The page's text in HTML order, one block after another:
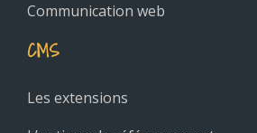
Communication web
CMS
Les extensions